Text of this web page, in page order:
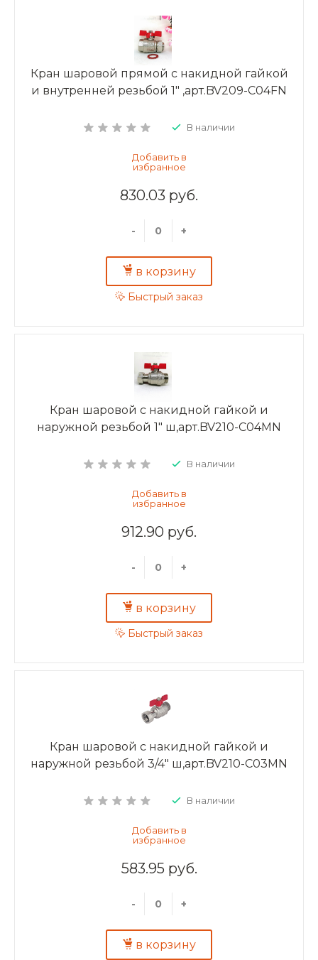
Кран шаровой прямой с накидной гайкой
и внутренней резьбой 1" ,арт.BV209-C04FN
В наличии
830.03 руб.
- +
в корзину
Быстрый заказ
Кран шаровой с накидной гайкой и
наружной резьбой 1" ш,арт.BV210-C04MN
В наличии
912.90 руб.
- +
в корзину
Быстрый заказ
Кран шаровой с накидной гайкой и
наружной резьбой 3/4" ш,арт.BV210-C03MN
В наличии
583.95 руб.
- +
в корзину